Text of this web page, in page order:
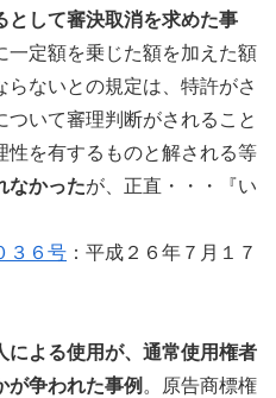
として審決取消を求めた事
一定額を乗じた額を加えた額
ないとの規定は、特許がさ
いて審理判断がされること
性を有するものと解される等
なかったが、正直・・・『い
３６号 ：平成２６年７月１７
による使用が、通常使用権者
が争われた事例 。原告商標権